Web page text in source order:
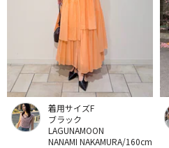
着用サイズF
ブラック
LAGUNAMOON
NANAMI NAKAMURA/160cm